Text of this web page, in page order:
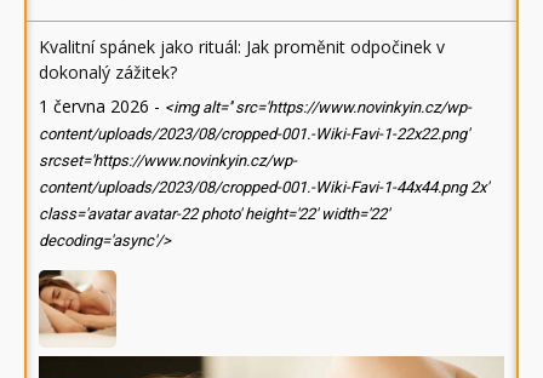
Kvalitní spánek jako rituál: Jak proměnit odpočinek v
dokonalý zážitek?
1 června 2026 - <img alt='' src='https://www.novinkyin.cz/wp-
content/uploads/2023/08/cropped-001.-Wiki-Favi-1-22x22.png'
srcset='https://www.novinkyin.cz/wp-
content/uploads/2023/08/cropped-001.-Wiki-Favi-1-44x44.png 2x'
class='avatar avatar-22 photo' height='22' width='22'
decoding='async'/>